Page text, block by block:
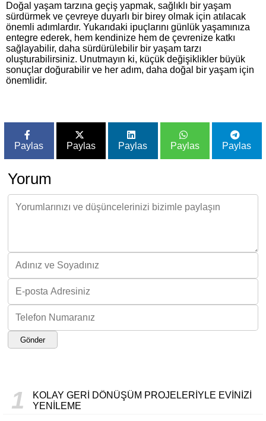
Doğal yaşam tarzına geçiş yapmak, sağlıklı bir yaşam
sürdürmek ve çevreye duyarlı bir birey olmak için atılacak
önemli adımlardır. Yukarıdaki ipuçlarını günlük yaşamınıza
entegre ederek, hem kendinize hem de çevrenize katkı
sağlayabilir, daha sürdürülebilir bir yaşam tarzı
oluşturabilirsiniz. Unutmayın ki, küçük değişiklikler büyük
sonuçlar doğurabilir ve her adım, daha doğal bir yaşam için
önemlidir.
Paylas Paylas Paylas Paylas Paylas
Yorum
Gönder
1
KOLAY GERI DÖNÜŞÜM PROJELERIYLE EVINIZI
YENILEME